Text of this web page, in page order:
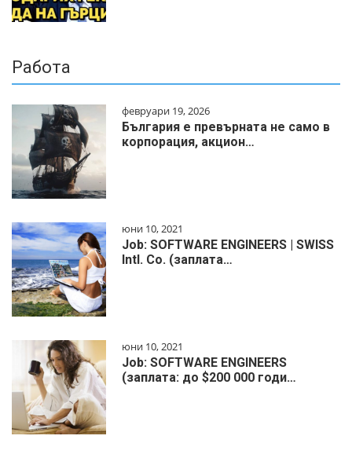
Работа
февруари 19, 2026
България е превърната не само в
корпорация, акцион…
юни 10, 2021
Job: SOFTWARE ENGINEERS | SWISS
Intl. Co. (заплата…
юни 10, 2021
Job: SOFTWARE ENGINEERS
(заплата: до $200 000 годи…